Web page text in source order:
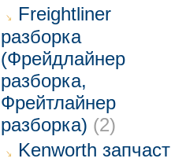
Freightliner
разборка
(Фрейдлайнер
разборка,
Фрейтлайнер
разборка) (2)
Kenworth